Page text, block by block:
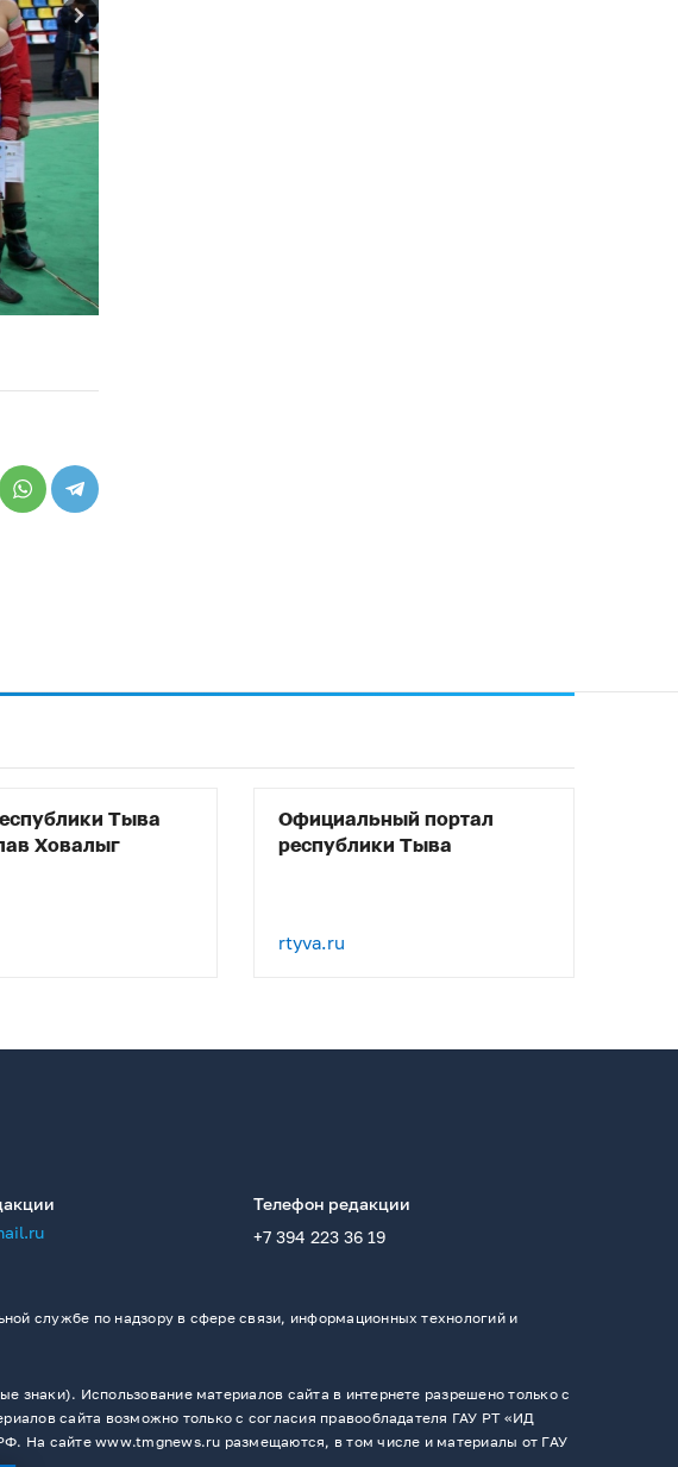
Тыва
Ховалыг
Официальный портал
республики Тыва
rtyva.ru
Телефон редакции
+7 394 223 36 19
службе по надзору в сфере связи, информационных технологий и
Использование материалов сайта в интернете разрешено только с
сайта возможно только с согласия правообладателя ГАУ РТ «ИД
На сайте www.tmgnews.ru размещаются, в том числе и материалы от ГАУ